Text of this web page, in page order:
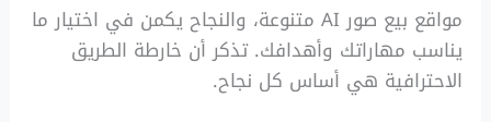
مواقع بيع صور AI متنوعة، والنجاح يكمن في اختيار ما
يناسب مهاراتك وأهدافك. تذكر أن خارطة الطريق
الاحترافية هي أساس كل نجاح.